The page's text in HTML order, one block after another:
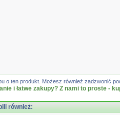
o ten produkt. Możesz również zadzwonić
i łatwe zakupy? Z nami to proste -
również: